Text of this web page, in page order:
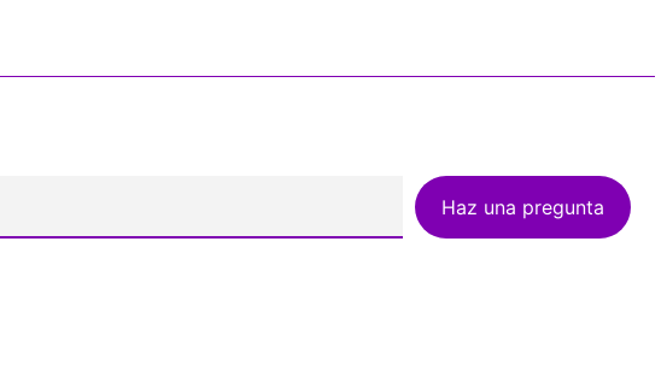
Haz una pregunta